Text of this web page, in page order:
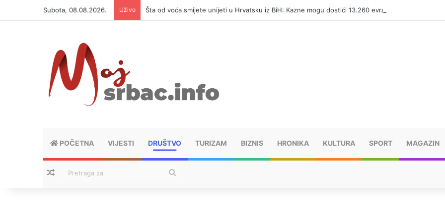
Subota, 08.08.2026. Uživo Šta od voća smijete unijeti u Hrvatsku iz BiH: Kazne mogu dostići 13.260 evra
POČETNA VIJESTI DRUŠTVO TURIZAM BIZNIS HRONIKA KULTURA SPORT MAGAZIN
Nasumični tekstovi